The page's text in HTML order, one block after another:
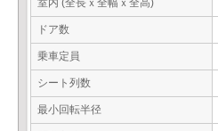
室内 (全長ｘ全幅ｘ全高)
ドア数
乗車定員
シート列数
最小回転半径